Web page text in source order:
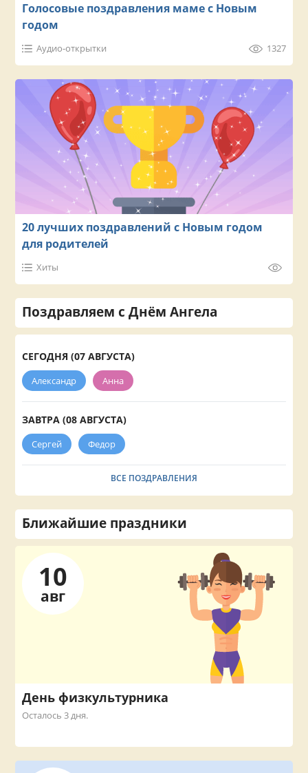
Голосовые поздравления маме с Новым
годом
Аудио-открытки 1327
20 лучших поздравлений с Новым годом
для родителей
Хиты
Поздравляем с Днём Ангела
СЕГОДНЯ (07 АВГУСТА)
Александр Анна
ЗАВТРА (08 АВГУСТА)
Сергей Федор
ВСЕ ПОЗДРАВЛЕНИЯ
Ближайшие праздники
10
авг
День физкультурника
Осталось 3 дня.